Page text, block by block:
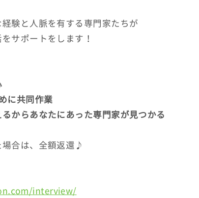
験と人脈を有する専門家たちが
サポートをします！
に共同作業
からあなたにあった専門家が見つかる
合は、全額返還♪
interview/